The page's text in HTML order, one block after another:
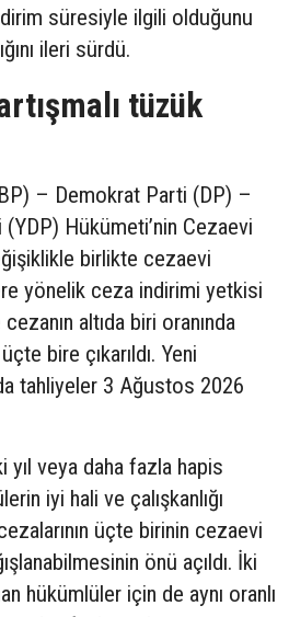
süresiyle ilgili olduğunu
ileri sürdü.
tüzük
– Demokrat Parti (DP) –
Hükümeti’nin Cezaevi
birlikte cezaevi
yönelik ceza indirimi yetkisi
altıda biri oranında
bire çıkarıldı. Yeni
tahliyeler 3 Ağustos 2026
veya daha fazla hapis
iyi hali ve çalışkanlığı
üçte birinin cezaevi
önü açıldı. İki
hükümlüler için de aynı oranlı